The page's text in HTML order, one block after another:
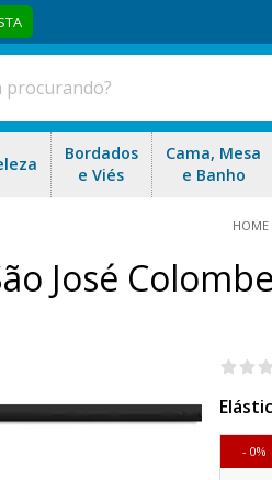
Bordados
e Viés
Cama, Mesa
e Banho
HOME
José
0%